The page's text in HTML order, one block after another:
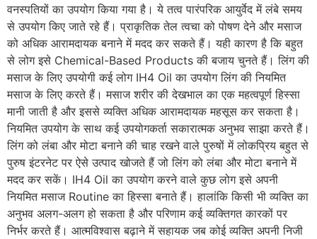
वनस्पतियों का उपयोग किया गया है। ये तत्व पारंपरिक आयुर्वेद में लंबे समय
से उपयोग किए जाते रहे हैं। प्राकृतिक तेल त्वचा को पोषण देने और मसाज
को अधिक आरामदायक बनाने में मदद कर सकते हैं। यही कारण है कि बहुत
से लोग इसे Chemical-Based Products की बजाय चुनते हैं। लिंग की
मसाज के लिए उपयोगी कई लोग IH4 Oil का उपयोग लिंग की नियमित
मसाज के लिए करते हैं। मसाज शरीर की देखभाल का एक महत्वपूर्ण हिस्सा
मानी जाती है और इससे व्यक्ति अधिक आरामदायक महसूस कर सकता है।
नियमित उपयोग के साथ कई उपयोगकर्ता सकारात्मक अनुभव साझा करते हैं।
लिंग को लंबा और मोटा बनाने की चाह रखने वाले पुरुषों में लोकप्रिय बहुत से
पुरुष इंटरनेट पर ऐसे उत्पाद खोजते हैं जो लिंग को लंबा और मोटा बनाने में
मदद कर सकें। IH4 Oil का उपयोग करने वाले कुछ लोग इसे अपनी
नियमित मसाज Routine का हिस्सा बनाते हैं। हालांकि किसी भी व्यक्ति का
अनुभव अलग-अलग हो सकता है और परिणाम कई व्यक्तिगत कारकों पर
निर्भर करते हैं। आत्मविश्वास बढ़ाने में सहायक जब कोई व्यक्ति अपनी निजी